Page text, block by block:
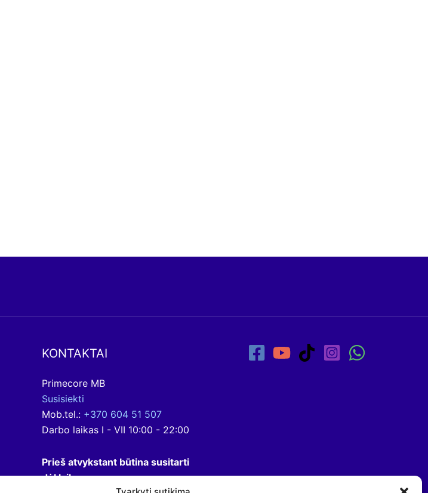
KONTAKTAI
Primecore MB
Susisiekti
Mob.tel.: +370 604 51 507
Darbo laikas I - VII 10:00 - 22:00
Prieš atvykstant būtina susitarti
dėl laiko.